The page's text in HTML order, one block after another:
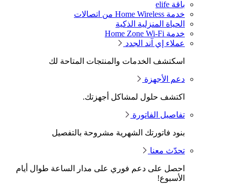
الحياة المنزلية الذكية
عملاء إي آند الجدد
اسكتشف الخدمات والمنتجات المتاحة لك
دعم الأجهزة
اكتشف حلول لمشاكل أجهزتك.
تفاصيل الفاتورة
بنود فاتورتك الشهرية مشروحة بالتفصيل
تحدّث معنا
احصل على دعم فوري على مدار الساعة طوال أيام